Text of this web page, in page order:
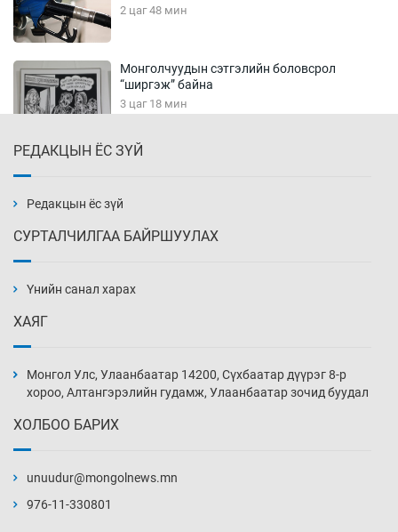
2 цаг 48 мин
Монголчуудын сэтгэлийн боловсрол
“ширгэж” байна
3 цаг 18 мин
2026-08-07
2026-08-07
2026-08-07
2026-08-07
РЕДАКЦЫН ЁС ЗҮЙ
Редакцын ёс зүй
СУРТАЛЧИЛГАА БАЙРШУУЛАХ
Үнийн санал харах
ХАЯГ
Монгол Улс, Улаанбаатар 14200, Сүхбаатар дүүрэг 8-р
хороо, Алтангэрэлийн гудамж, Улаанбаатар зочид буудал
ХОЛБОО БАРИХ
unuudur@mongolnews.mn
976-11-330801